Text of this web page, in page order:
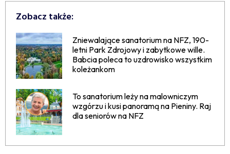
Zobacz także:
Zniewalające sanatorium na NFZ, 190-
letni Park Zdrojowy i zabytkowe wille.
Babcia poleca to uzdrowisko wszystkim
koleżankom
To sanatorium leży na malowniczym
wzgórzu i kusi panoramą na Pieniny. Raj
dla seniorów na NFZ